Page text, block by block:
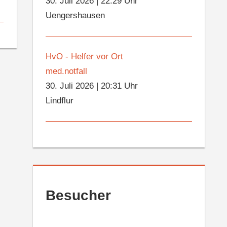
Uengershausen
HvO - Helfer vor Ort
med.notfall
30. Juli 2026 |20:31 Uhr
Lindflur
Besucher